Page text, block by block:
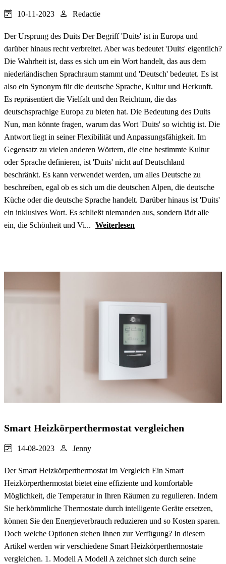
10-11-2023 Redactie
Der Ursprung des Duits Der Begriff 'Duits' ist in Europa und
darüber hinaus recht verbreitet. Aber was bedeutet 'Duits' eigentlich?
Die Wahrheit ist, dass es sich um ein Wort handelt, das aus dem
niederländischen Sprachraum stammt und 'Deutsch' bedeutet. Es ist
also ein Synonym für die deutsche Sprache, Kultur und Herkunft.
Es repräsentiert die Vielfalt und den Reichtum, die das
deutschsprachige Europa zu bieten hat. Die Bedeutung des Duits
Nun, man könnte fragen, warum das Wort 'Duits' so wichtig ist. Die
Antwort liegt in seiner Flexibilität und Anpassungsfähigkeit. Im
Gegensatz zu vielen anderen Wörtern, die eine bestimmte Kultur
oder Sprache definieren, ist 'Duits' nicht auf Deutschland
beschränkt. Es kann verwendet werden, um alles Deutsche zu
beschreiben, egal ob es sich um die deutschen Alpen, die deutsche
Küche oder die deutsche Sprache handelt. Darüber hinaus ist 'Duits'
ein inklusives Wort. Es schließt niemanden aus, sondern lädt alle
ein, die Schönheit und Vi... Weiterlesen
Smart Heizkörperthermostat vergleichen
14-08-2023 Jenny
Der Smart Heizkörperthermostat im Vergleich Ein Smart
Heizkörperthermostat bietet eine effiziente und komfortable
Möglichkeit, die Temperatur in Ihren Räumen zu regulieren. Indem
Sie herkömmliche Thermostate durch intelligente Geräte ersetzen,
können Sie den Energieverbrauch reduzieren und so Kosten sparen.
Doch welche Optionen stehen Ihnen zur Verfügung? In diesem
Artikel werden wir verschiedene Smart Heizkörperthermostate
vergleichen. 1. Modell A Modell A zeichnet sich durch seine